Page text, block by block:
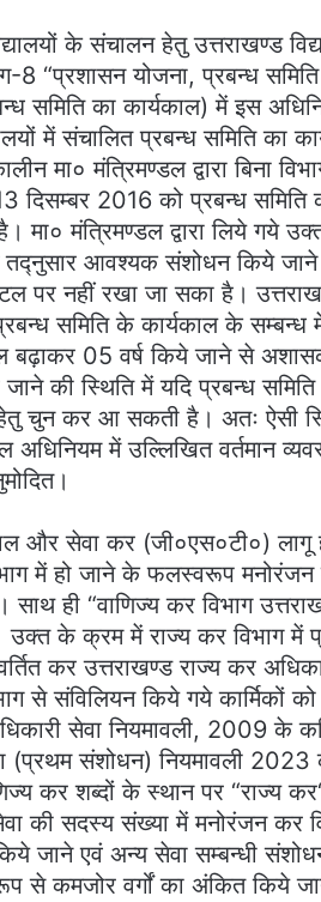
के संचालन हेतु उत्तराखण्ड
8 “प्रशासन योजना, प्रबन्ध
समिति का कार्यकाल) में इस
में संचालित प्रबन्ध समिति का
मा० मंत्रिमण्डल द्वारा बिना
दिसम्बर 2016 को प्रबन्ध समिति
मा० मंत्रिमण्डल द्वारा लिये गये
तद्नुसार आवश्यक संशोधन किये
पर नहीं रखा जा सका है।
समिति के कार्यकाल के सम्बन्ध
05 वर्ष किये जाने से
की स्थिति में यदि प्रबन्ध
चुन कर आ सकती है। अतः ऐसी
अधिनियम में उल्लिखित वर्तमान
और सेवा कर (जी०एस०टी०) लागू
में हो जाने के फलस्वरूप मनोरंजन
ही “वाणिज्य कर विभाग
उक्त के क्रम में राज्य कर विभाग में
कर उत्तराखण्ड राज्य कर
से संविलियन किये गये कार्मिकों
सेवा नियमावली, 2009 के
(प्रथम संशोधन) नियमावली
कर शब्दों के स्थान पर
की सदस्य संख्या में मनोरंजन कर
जाने एवं अन्य सेवा सम्बन्धी
से कमजोर वर्गों का अंकित किये